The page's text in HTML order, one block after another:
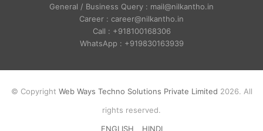
General / Business Query : mail@nilkantho.in
Career : career@nilkantho.in
Call : +918100168306
WhatsApp : +919830163939
© Copyright Web Ways Techno Solutions Private Limited 2026. All
rights reserved.
ENGLISH
HINDI